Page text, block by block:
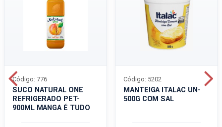
SUCO NATURAL ONE
REFRIGERADO PET-
900ML MANGA É TUDO
Código: 776
MANTEIGA ITALAC UN-
500G COM SAL
Código: 5202